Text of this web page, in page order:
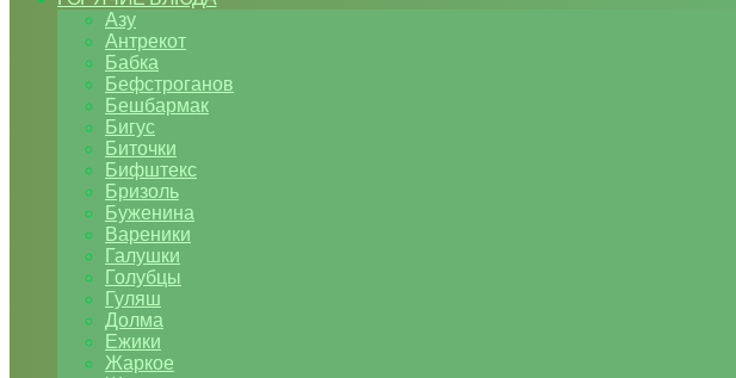
Азу
Антрекот
Бабка
Бефстроганов
Бешбармак
Бигус
Биточки
Бифштекс
Бризоль
Буженина
Вареники
Галушки
Голубцы
Гуляш
Долма
Ежики
Жаркое